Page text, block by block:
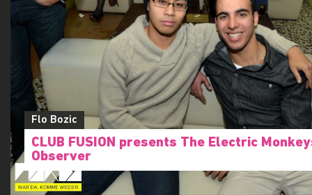
Flo Bozic
CLUB FUSION presents The Electric
Observer